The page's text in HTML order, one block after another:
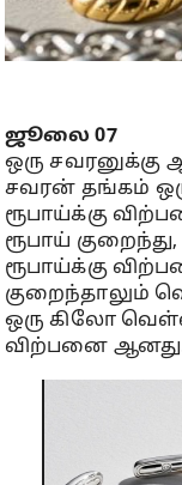
ஜூலை 07
ஒரு சவரனுக்கு
சவரன் தங்கம் ஒரு
ரூபாய்க்கு
ரூபாய்
ரூபாய்க்கு
குறைந்தாலும்
ஒரு கிலோ
விற்பனை